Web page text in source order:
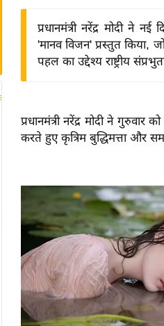
प्रधानमंत्री नरेंद्र मोदी ने
'मानव विजन' प्रस्तुत किया,
पहल का उद्देश्य राष्ट्रीय
प्रधानमंत्री नरेंद्र मोदी ने
करते हुए कृत्रिम बुद्धिमत्ता और